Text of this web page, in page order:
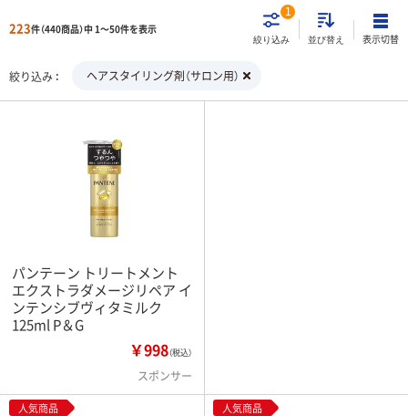
223件（440商品）中 1～50件を表示
絞り込み
1
並び替え 表示切替
絞り込み ヘアスタイリング剤（サロン用）
パンテーン トリートメント
エクストラダメージリペア イ
ンテンシブヴィタミルク
125ml P＆G
￥998（税込）
スポンサー
人気商品 人気商品